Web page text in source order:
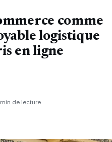
comme
logistique
en ligne
de lecture